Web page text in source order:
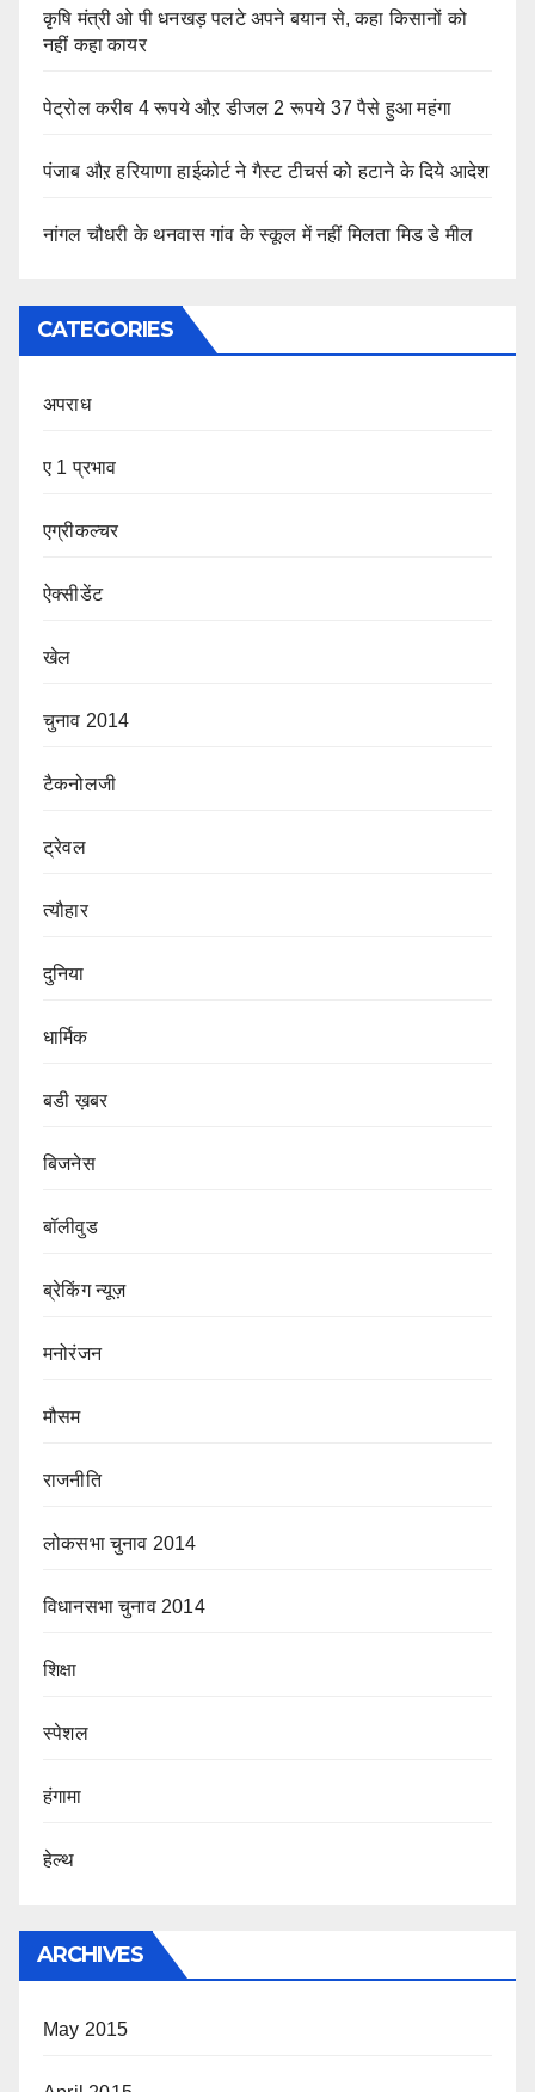
कृषि मंत्री ओ पी धनखड़ पलटे अपने बयान से, कहा किसानों को
नहीं कहा कायर
पेट्रोल करीब 4 रूपये औऱ डीजल 2 रूपये 37 पैसे हुआ महंगा
पंजाब औऱ हरियाणा हाईकोर्ट ने गैस्ट टीचर्स को हटाने के दिये आदेश
नांगल चौधरी के थनवास गांव के स्कूल में नहीं मिलता मिड डे मील
CATEGORIES
अपराध
ए 1 प्रभाव
एग्रीकल्चर
ऐक्सीडेंट
खेल
चुनाव 2014
टैकनोलजी
ट्रेवल
त्यौहार
दुनिया
धार्मिक
बडी ख़बर
बिजनेस
बॉलीवुड
ब्रेकिंग न्यूज़
मनोरंजन
मौसम
राजनीति
लोकसभा चुनाव 2014
विधानसभा चुनाव 2014
शिक्षा
स्पेशल
हंगामा
हेल्थ
ARCHIVES
May 2015